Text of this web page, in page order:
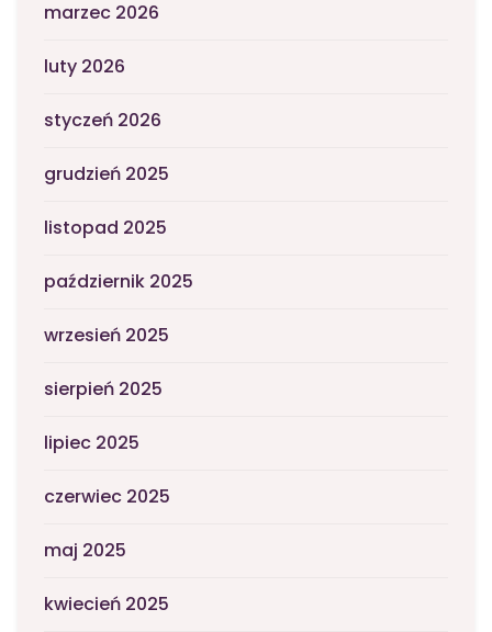
marzec 2026
luty 2026
styczeń 2026
grudzień 2025
listopad 2025
październik 2025
wrzesień 2025
sierpień 2025
lipiec 2025
czerwiec 2025
maj 2025
kwiecień 2025